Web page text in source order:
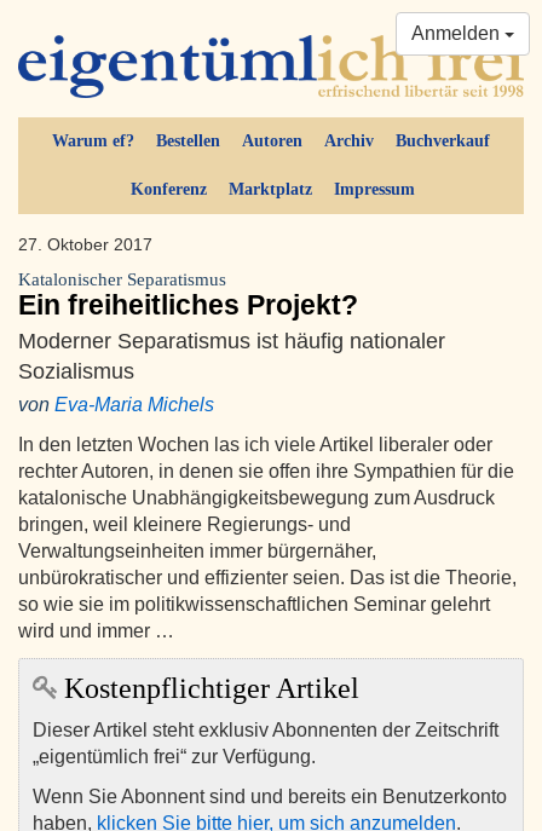
Warum ef? Bestellen Autoren Archiv Buchverkauf
Konferenz Marktplatz Impressum
Anmelden
27. Oktober 2017
Katalonischer Separatismus
Ein freiheitliches Projekt?
Moderner Separatismus ist häufig nationaler
Sozialismus
von Eva-Maria Michels
In den letzten Wochen las ich viele Artikel liberaler oder
rechter Autoren, in denen sie offen ihre Sympathien für die
katalonische Unabhängigkeitsbewegung zum Ausdruck
bringen, weil kleinere Regierungs- und
Verwaltungseinheiten immer bürgernäher,
unbürokratischer und effizienter seien. Das ist die Theorie,
so wie sie im politikwissenschaftlichen Seminar gelehrt
wird und immer …
Kostenpflichtiger Artikel
Dieser Artikel steht exklusiv Abonnenten der Zeitschrift
„eigentümlich frei“ zur Verfügung.
Wenn Sie Abonnent sind und bereits ein Benutzerkonto
haben, klicken Sie bitte hier, um sich anzumelden.